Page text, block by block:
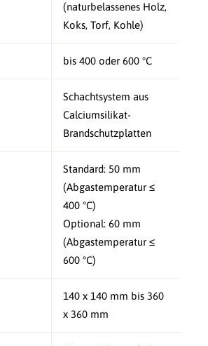
(naturbelassenes Holz,
Koks, Torf, Kohle)
bis 400 oder 600 °C
Schachtsystem aus
Calciumsilikat-
Brandschutzplatten
Standard: 50 mm
(Abgastemperatur ≤
400 °C)
Optional: 60 mm
(Abgastemperatur ≤
600 °C)
140 x 140 mm bis 360
x 360 mm